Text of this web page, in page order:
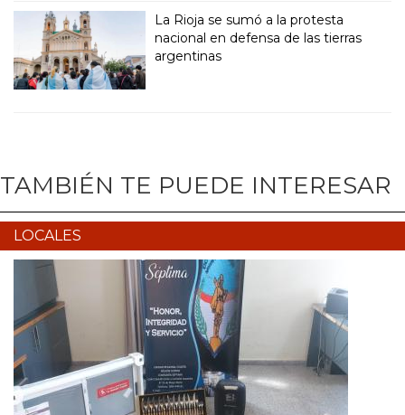
La Rioja se sumó a la protesta
nacional en defensa de las tierras
argentinas
TAMBIÉN TE PUEDE INTERESAR
LOCALES